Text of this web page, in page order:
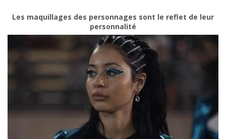
Les maquillages des personnages sont le reflet de leur
personnalité